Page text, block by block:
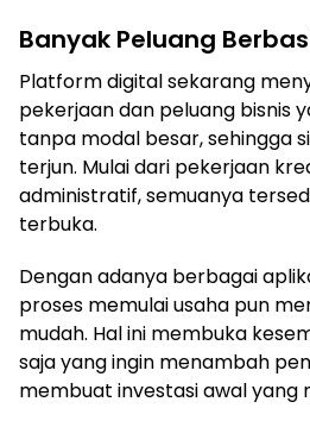
Banyak Peluang
Platform digital sekarang
pekerjaan dan peluang bisnis
tanpa modal besar, sehingga
terjun. Mulai dari pekerjaan
administratif, semuanya
terbuka.
Dengan adanya berbagai
proses memulai usaha pun
mudah. Hal ini membuka
saja yang ingin menambah
membuat investasi awal yang